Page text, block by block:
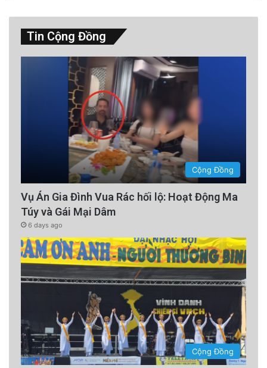
Tin Cộng Đồng
Cộng Đồng
Vụ Án Gia Đình Vua Rác hối lộ: Hoạt Động Ma
Túy và Gái Mại Dâm
6 days ago
Cộng Đồng